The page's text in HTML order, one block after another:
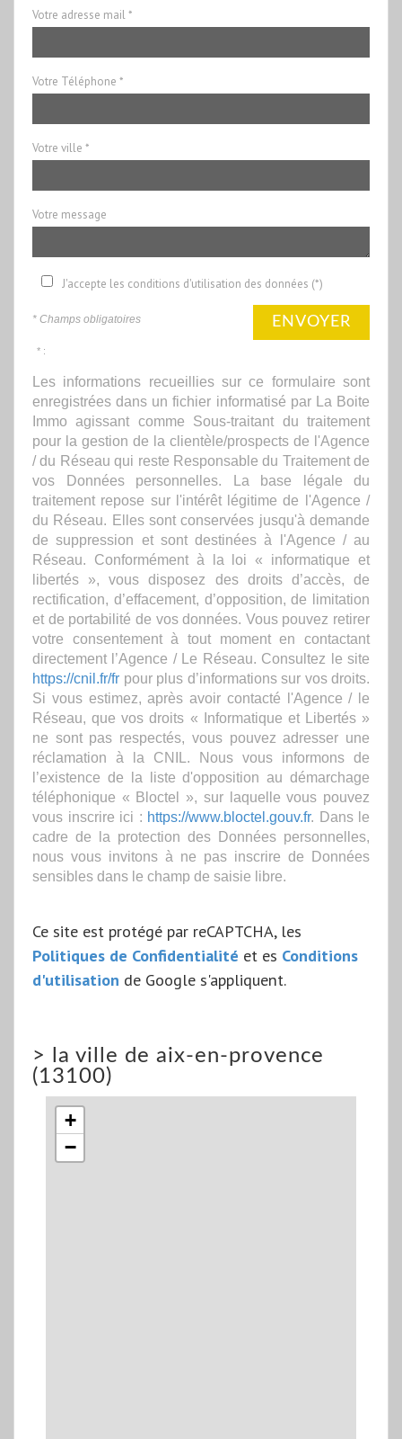
Votre adresse mail *
Votre Téléphone *
Votre ville *
Votre message
J'accepte les conditions d'utilisation des données (*)
* Champs obligatoires ENVOYER
* :
Les informations recueillies sur ce formulaire sont
enregistrées dans un fichier informatisé par La Boite
Immo agissant comme Sous-traitant du traitement
pour la gestion de la clientèle/prospects de l'Agence
/ du Réseau qui reste Responsable du Traitement de
vos Données personnelles. La base légale du
traitement repose sur l'intérêt légitime de l'Agence /
du Réseau. Elles sont conservées jusqu'à demande
de suppression et sont destinées à l'Agence / au
Réseau. Conformément à la loi « informatique et
libertés », vous disposez des droits d’accès, de
rectification, d’effacement, d’opposition, de limitation
et de portabilité de vos données. Vous pouvez retirer
votre consentement à tout moment en contactant
directement l’Agence / Le Réseau. Consultez le site
https://cnil.fr/fr pour plus d’informations sur vos droits.
Si vous estimez, après avoir contacté l'Agence / le
Réseau, que vos droits « Informatique et Libertés »
ne sont pas respectés, vous pouvez adresser une
réclamation à la CNIL. Nous vous informons de
l’existence de la liste d'opposition au démarchage
téléphonique « Bloctel », sur laquelle vous pouvez
vous inscrire ici : https://www.bloctel.gouv.fr. Dans le
cadre de la protection des Données personnelles,
nous vous invitons à ne pas inscrire de Données
sensibles dans le champ de saisie libre.
Ce site est protégé par reCAPTCHA, les
Politiques de Confidentialité et es Conditions
d'utilisation de Google s'appliquent.
>
la ville de aix-en-provence
(13100)
+
−